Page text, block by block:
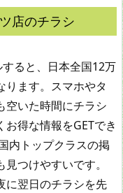
店のチラシ
ると、日本全国12万
ります。スマホやタ
空いた時間にチラシ
得な情報をGETでき
内トップクラスの掲
つけやすいです。
に翌日のチラシを先